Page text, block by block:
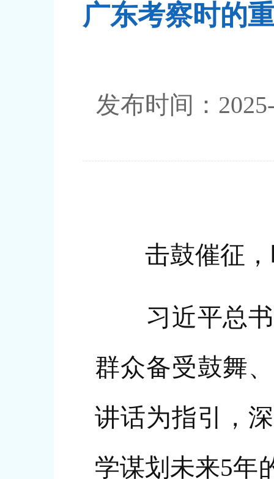
广东考察时的
发布时间：
击鼓催征，
习近平总书
群众备受鼓舞
讲话为指引，
学谋划未来5年